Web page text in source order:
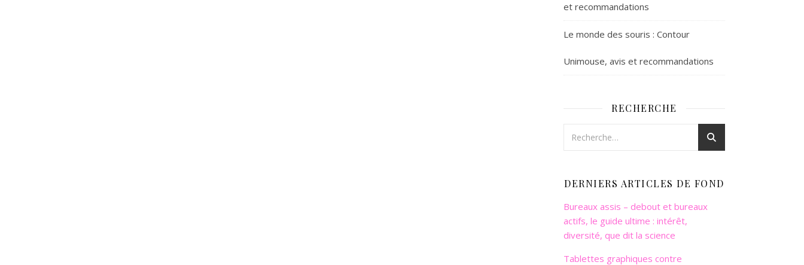
et recommandations
Le monde des souris : Contour
Unimouse, avis et recommandations
RECHERCHE
DERNIERS ARTICLES DE FOND
Bureaux assis – debout et bureaux
actifs, le guide ultime : intérêt,
diversité, que dit la science
Tablettes graphiques contre